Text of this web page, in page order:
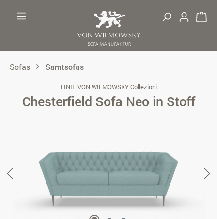
Sofas Samtsofas
LINIE VON WILMOWSKY Collezioni
Chesterfield Sofa Neo in Stoff